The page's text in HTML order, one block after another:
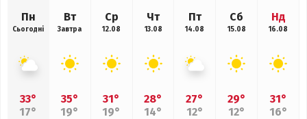
Пн
Сьогодні
33°
17°
Вт
Завтра
35°
19°
Ср
12.08
31°
19°
Чт
13.08
28°
14°
Пт
14.08
27°
12°
Сб
15.08
29°
12°
Нд
16.08
31°
16°